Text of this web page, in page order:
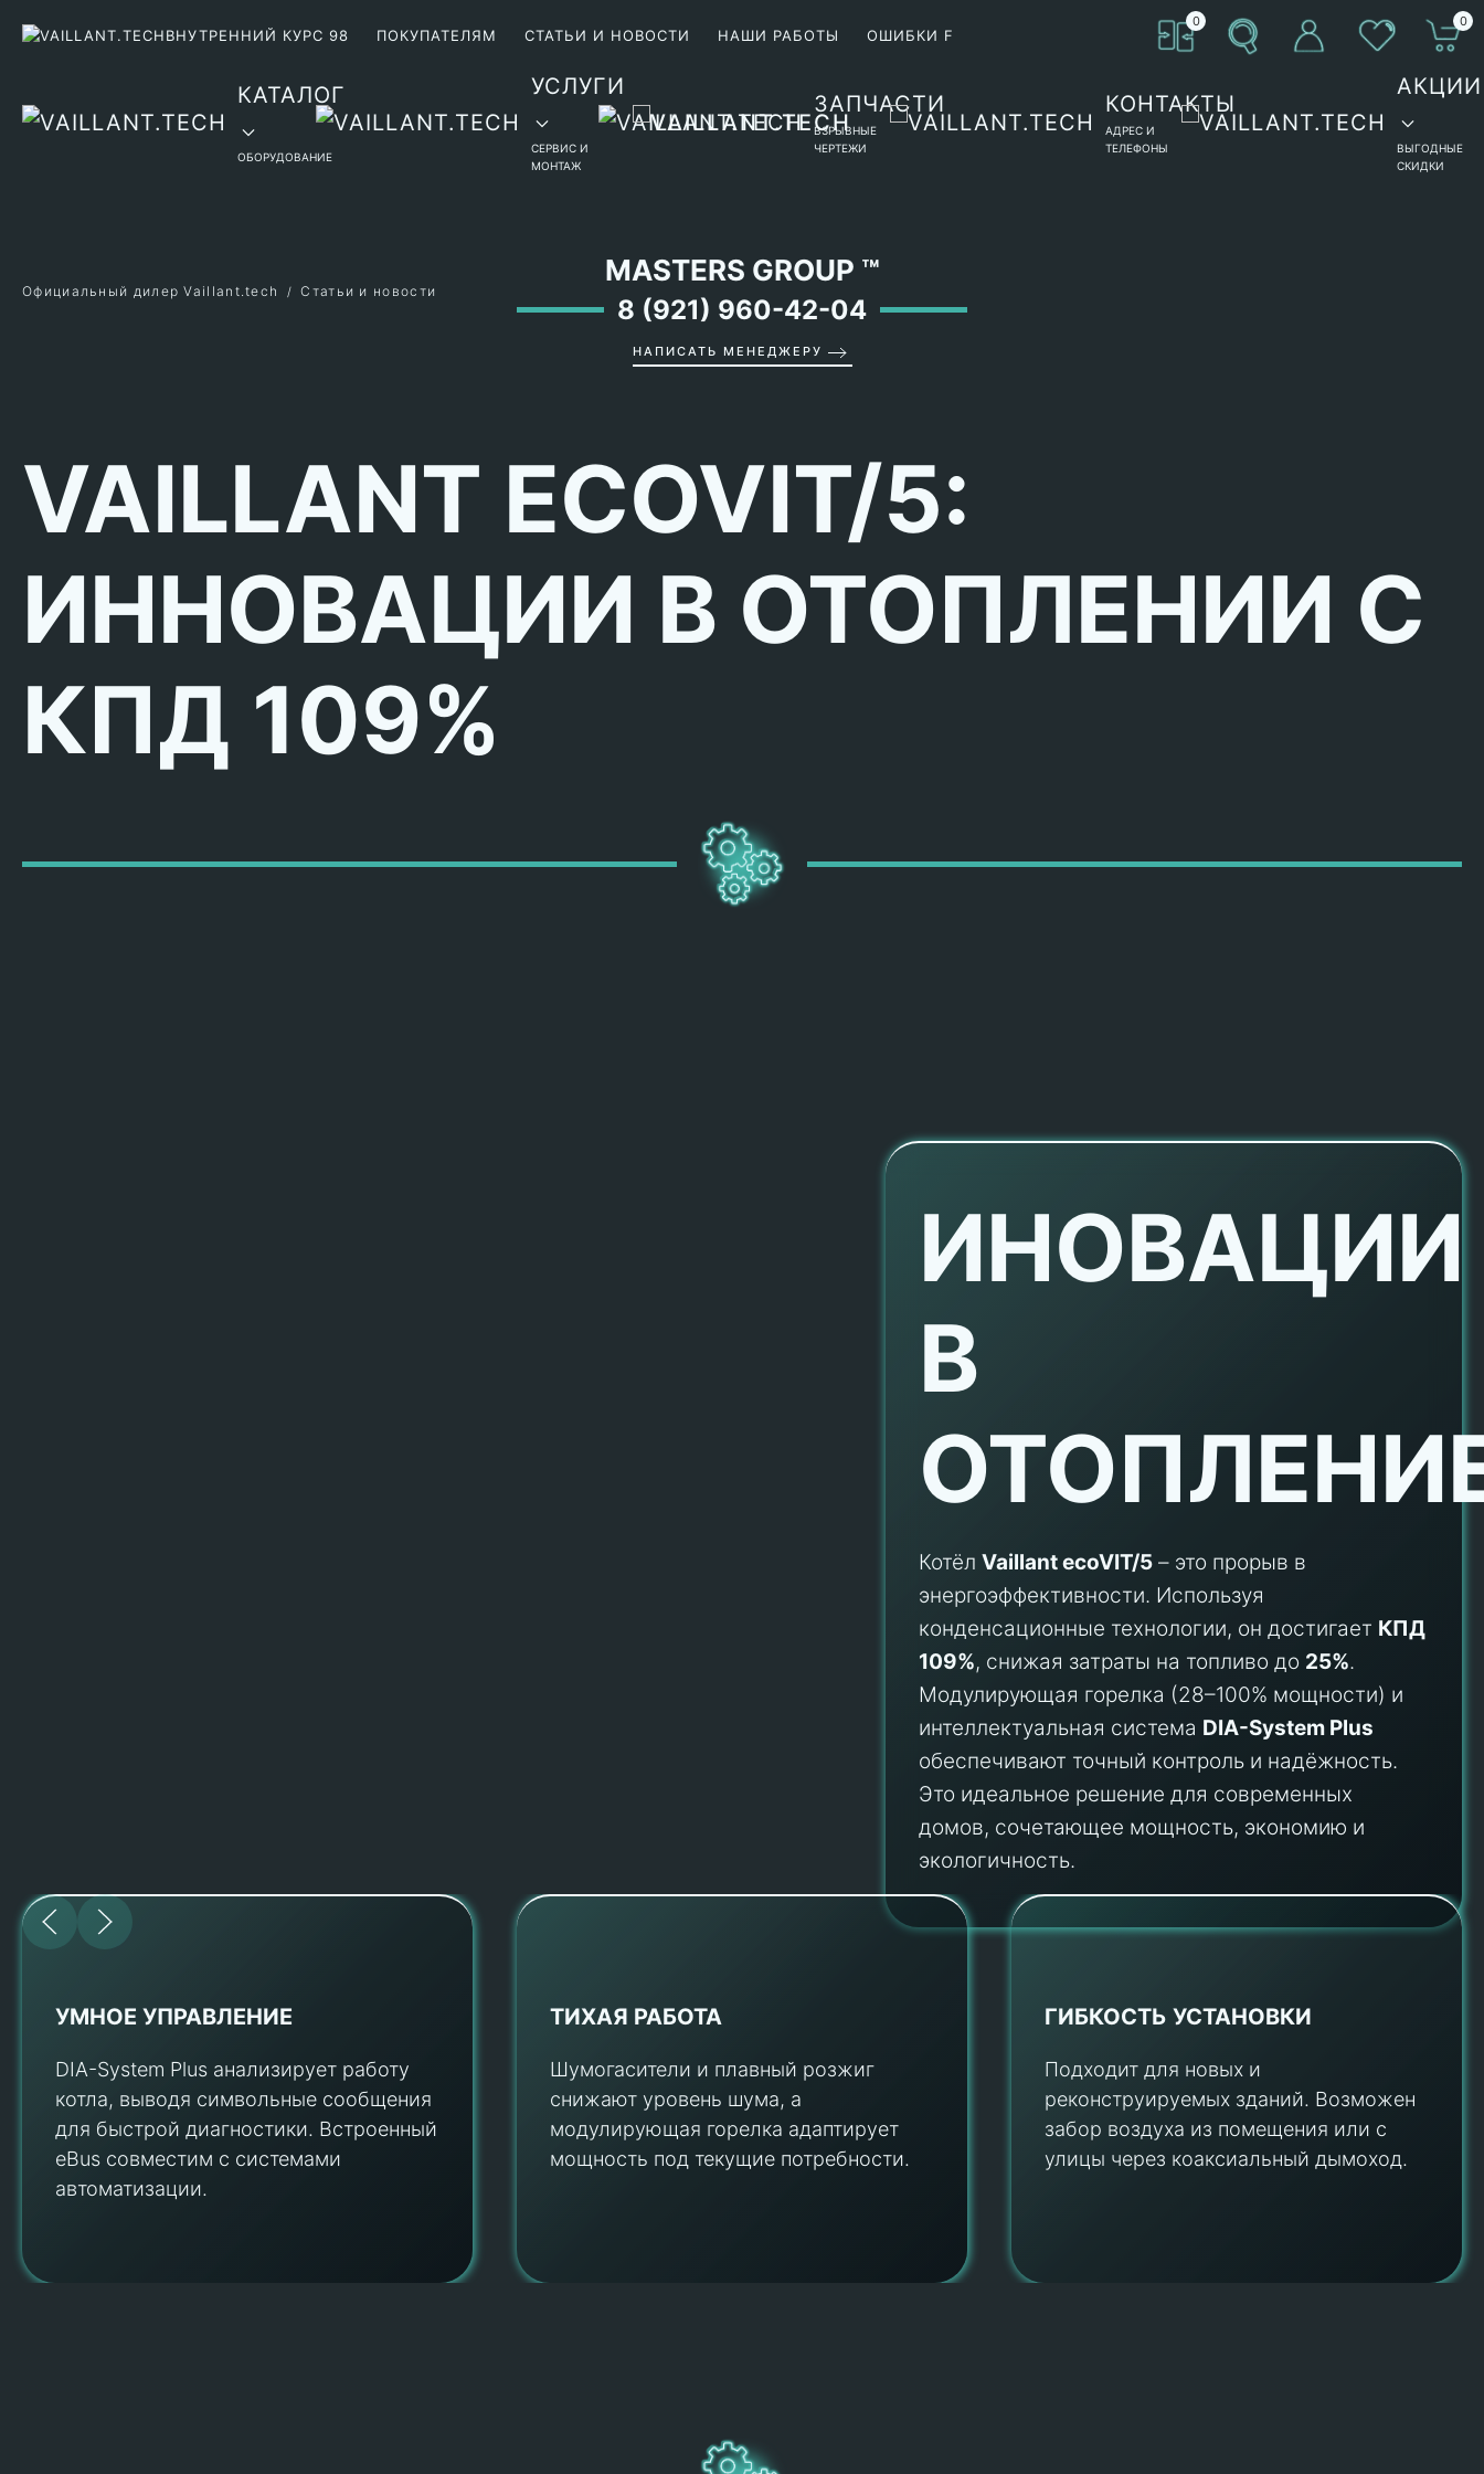
ВНУТРЕННИЙ КУРС 98 ПОКУПАТЕЛЯМ СТАТЬИ И НОВОСТИ НАШИ РАБОТЫ ОШИБКИ F
0 0
КАТАЛОГ
ОБОРУДОВАНИЕ
УСЛУГИ
СЕРВИС И
МОНТАЖ
ЗАПЧАСТИ
ВЗРЫВНЫЕ
ЧЕРТЕЖИ
КОНТАКТЫ
АДРЕС И
ТЕЛЕФОНЫ
АКЦИИ
ВЫГОДНЫЕ
СКИДКИ
MASTERS GROUP ™
8 (921) 960-42-04
НАПИСАТЬ МЕНЕДЖЕРУ
Официальный дилер Vaillant.tech Статьи и новости
VAILLANT ECOVIT/5:
ИННОВАЦИИ В ОТОПЛЕНИИ С
КПД 109%
ИНОВАЦИИ
В
КотёлVaillant ecoVIT/5 – это прорыв в
энергоэффективности. Используя
конденсационные технологии, он достигает КПД
109%, снижая затраты на топливо до 25%.
Модулирующая горелка (28–100% мощности) и
интеллектуальная система DIA-System Plus
обеспечивают точный контроль и надёжность.
Это идеальное решение для современных
домов, сочетающее мощность, экономию и
экологичность.
УМНОЕ УПРАВЛЕНИЕ
DIA-System Plus анализирует работу
котла, выводя символьные сообщения
для быстрой диагностики. Встроенный
eBus совместим с системами
автоматизации.
ТИХАЯ РАБОТА
Шумогасители и плавный розжиг
снижают уровень шума, а
модулирующая горелка адаптирует
мощность под текущие потребности.
ГИБКОСТЬ УСТАНОВКИ
Подходит для новых и
реконструируемых зданий. Возможен
забор воздуха из помещения или с
улицы через коаксиальный дымоход.